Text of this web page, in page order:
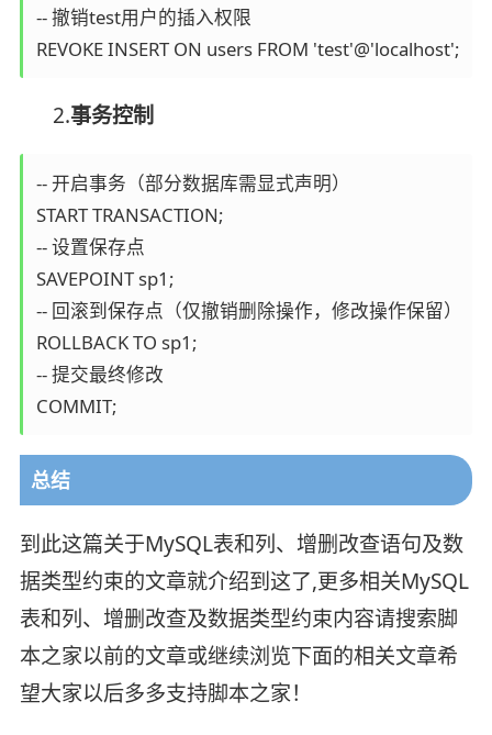
-- 撤销test用户的插入权限
REVOKE INSERT ON users FROM 'test'@'localhost';
2.事务控制
-- 开启事务（部分数据库需显式声明）
START TRANSACTION;
-- 设置保存点
SAVEPOINT sp1;
-- 回滚到保存点（仅撤销删除操作，修改操作保留）
ROLLBACK TO sp1;
-- 提交最终修改
COMMIT;
总结
到此这篇关于MySQL表和列、增删改查语句及数
据类型约束的文章就介绍到这了,更多相关MySQL
表和列、增删改查及数据类型约束内容请搜索脚
本之家以前的文章或继续浏览下面的相关文章希
望大家以后多多支持脚本之家！